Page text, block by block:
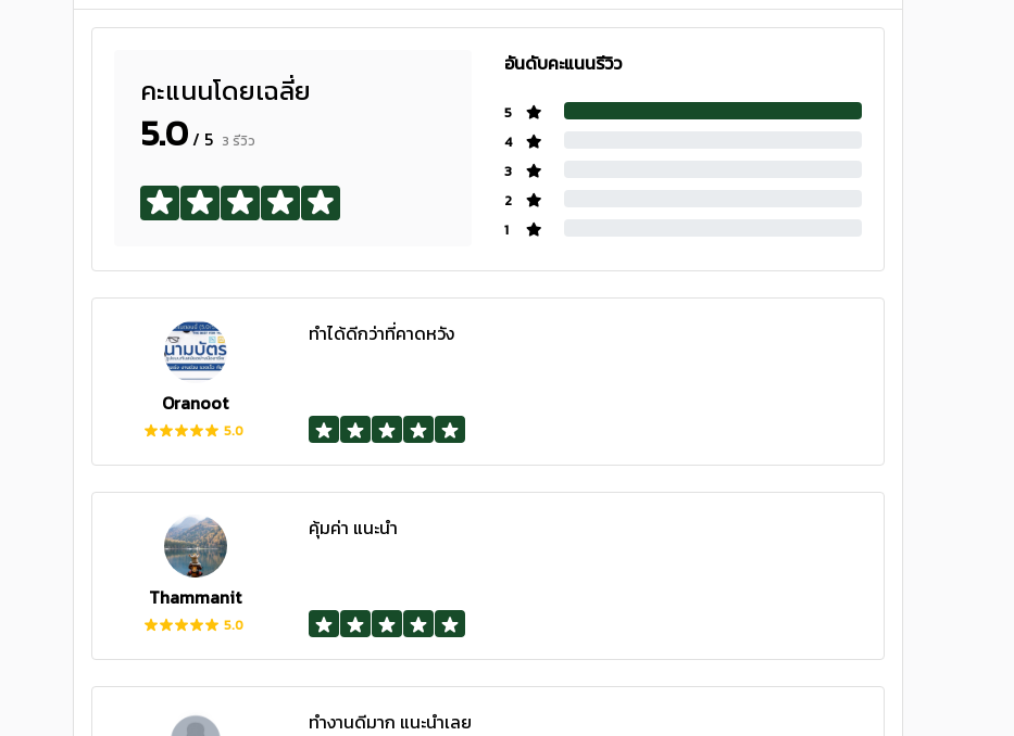
คะแนนโดยเฉลี่ย
5.0/ 5 3 รีวิว
อันดับคะแนนรีวิว
5
4
3
2
1
Oranoot
5.0
ทำได้ดีกว่าที่คาดหวัง
Thammanit
5.0
คุ้มค่า แนะนำ
ทำงานดีมาก แนะนำเลย